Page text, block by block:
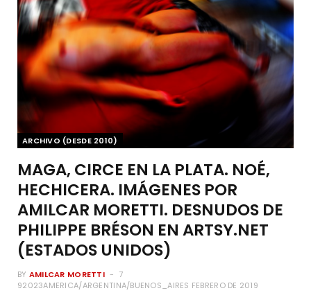
ARCHIVO (DESDE 2010)
MAGA, CIRCE EN LA PLATA. NOÉ,
HECHICERA. IMÁGENES POR
AMILCAR MORETTI. DESNUDOS DE
PHILIPPE BRÉSON EN ARTSY.NET
(ESTADOS UNIDOS)
BY AMILCAR MORETTI
7
92023AMERICA/ARGENTINA/BUENOS_AIRES FEBRERO DE 2019